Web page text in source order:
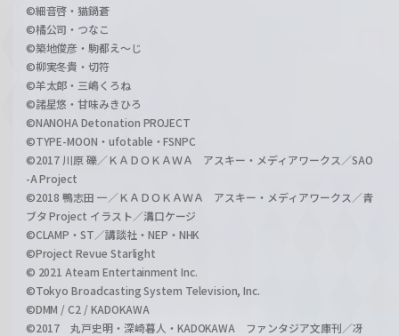
©細音啓・猫鍋蒼
©橘公司・つなこ
©築地俊彦・駒都え～じ
©柳実冬貴・切符
©羊太郎・三嶋くろね
©諸星悠・甘味みきひろ
©NANOHA Detonation PROJECT
©TYPE-MOON・ufotable・FSNPC
©2017 川原 礫／ＫＡＤＯＫＡＷＡ アスキー・メディアワークス／SAO
-A Project
©2018 鴨志田 一／ＫＡＤＯＫＡＷＡ アスキー・メディアワークス／青
ブタ Project イラスト／溝口ケージ
©CLAMP・ST／講談社・NEP・NHK
©Project Revue Starlight
© 2021 Ateam Entertainment Inc.
©Tokyo Broadcasting System Television, Inc.
©DMM / C2 / KADOKAWA
©2017 丸戸史明・深崎暮人・KADOKAWA ファンタジア文庫刊／冴